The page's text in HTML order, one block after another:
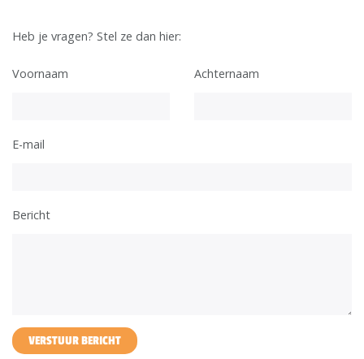
Heb je vragen? Stel ze dan hier:
Voornaam Achternaam
E-mail
Bericht
VERSTUUR BERICHT